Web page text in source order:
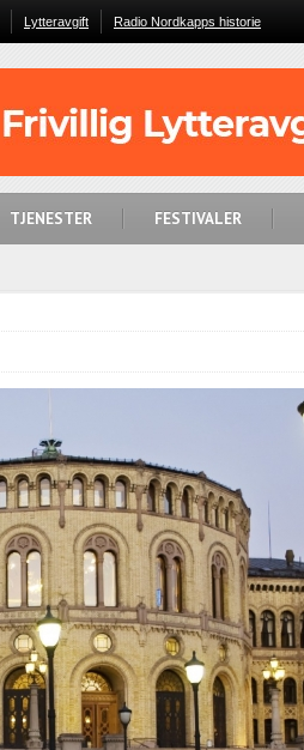
Lytteravgift
Radio Nordkapps historie
TJENESTER FESTIVALER